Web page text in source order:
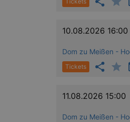
10.08.2026 16:00
Dom zu Meißen -
Tickets
11.08.2026 15:00
Dom zu Meißen -